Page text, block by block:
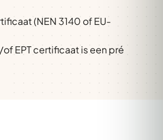
(NEN 3140 of EU-
EPT certificaat is een pré